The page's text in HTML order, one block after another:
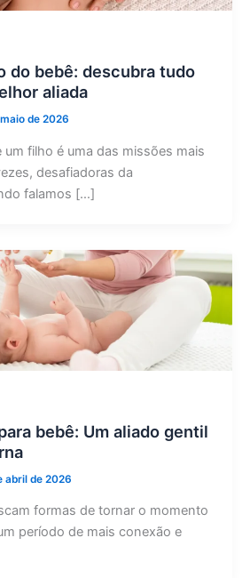
do bebê: descubra tudo
aliada
de 2026
filho é uma das missões mais
desafiadoras da
falamos […]
bebê: Um aliado gentil
abril de 2026
formas de tornar o momento
período de mais conexão e